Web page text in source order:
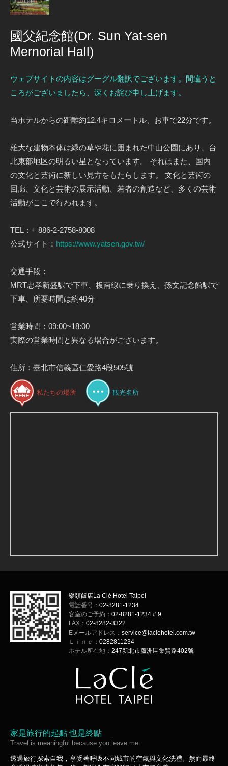
國父紀念館(Dr. Sun Yat-sen
Mernorial Hall)
ウェブサイトの内容はグーグル翻訳でございます。間違うと
ころがございましたら、深くお詫び申し上げます。
当ホテルからの距離約12.4キロメートル、お車で22分です。
雄大な建物本体は緑の草や花に囲まれた中山公園にあり、台
北東部地区の明るい星となっています。 それはまた、国内
の文化と芸術に新しい見方をもたらします。 文化と芸術の
回廊、文化と芸術の展示活動、若者の創造など、多くの芸術
活動がここで行われます。
TEL：+ 886-2-2758-8008
公式サイト： https://www.yatsen.gov.tw/
交通手段：
MRT忠孝新盛駅で下車、板南線に乗り換え、孫文記念館駅で
下車、所要時間は約40分
営業時間：09:00~18:00
実際の営業時間と異なる場合がございます。
住所：臺北市信義區仁愛路4段505號
私たちの場所 観光名所
樂頤飯店La Clé Hotel Taipei
電話番号： 02-8281-1234
客室のご予約： 02-8281-1234 # 9
FAX： 02-8282-3322
Eメールアドレス： service@laclehotel.com.tw
Ｌｉｎｅ： 0282811234
ホテル所在地： 247新北市蘆洲區集賢路402號
家是旅行的起點 也是終點
Travel is meaningful because you leave me.
透過旅行探索自我，享受著呼吸不同城市的空氣與文化洗禮。然而最終